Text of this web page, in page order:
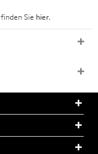
Sie hier.